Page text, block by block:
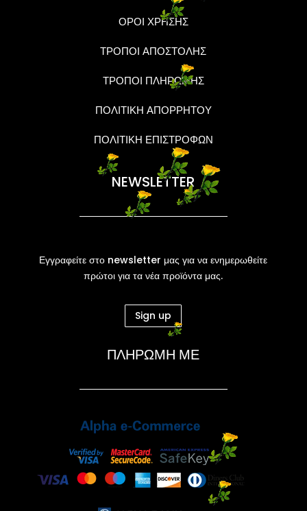
ΟΡΟΙ ΧΡΗΣΗΣ
ΤΡΟΠΟΙ ΑΠΟΣΤΟΛΗΣ
ΤΡΟΠΟΙ ΠΛΗΡΩΜΗΣ
ΠΟΛΙΤΙΚΗ ΑΠΟΡΡΗΤΟΥ
ΠΟΛΙΤΙΚΗ ΕΠΙΣΤΡΟΦΩΝ
NEWSLETTER
Εγγραφείτε στο newsletter μας για να ενημερωθείτε
πρώτοι για τα νέα προϊόντα μας.
Sign up
ΠΛΗΡΩΜΗ ΜΕ